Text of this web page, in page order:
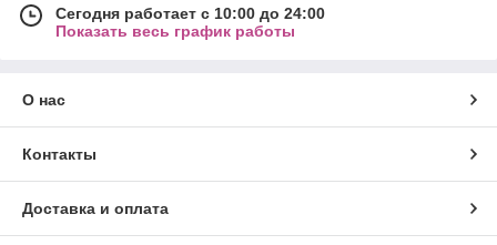
Сегодня работает с 10:00 до 24:00
Показать весь график работы
О нас
Контакты
Доставка и оплата